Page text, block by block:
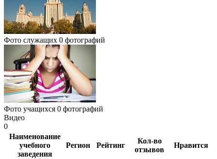
Фото служащих 0 фотографий
Фото учащихся 0 фотографий
Видео
0
Наименование
учебного
заведения
Регион Рейтинг
Кол-во
отзывов
Нравится